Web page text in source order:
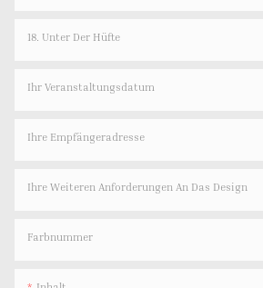
18. Unter Der Hüfte
Ihr Veranstaltungsdatum
Ihre Empfängeradresse
Ihre Weiteren Anforderungen An Das Design
Farbnummer